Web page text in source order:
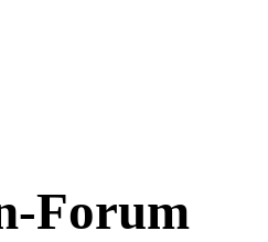
Forum